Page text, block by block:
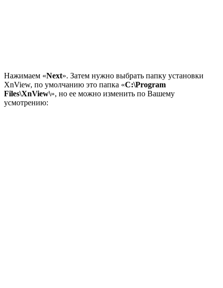
Нажимаем «Next». Затем нужно выбрать папку установки
XnView, по умолчанию это папка «C:\Program
Files\XnView\», но ее можно изменить по Вашему
усмотрению: